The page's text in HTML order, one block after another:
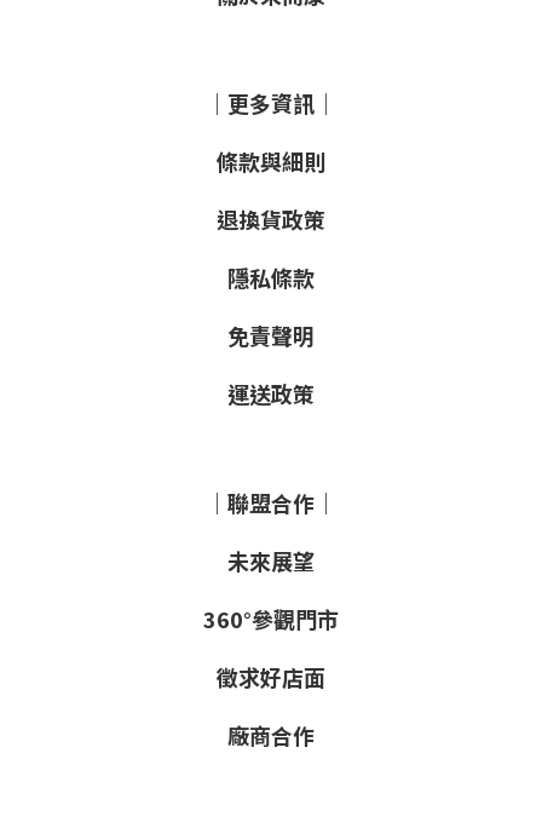
｜更多資訊｜
條款與細則
退換貨政策
隱私條款
免責聲明
運送政策
｜聯盟合作｜
未來展望
360°參觀門市
徵求好店面
廠商合作